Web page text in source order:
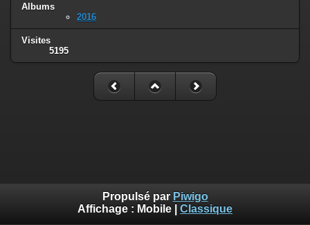
Albums
2016
Visites
5195
Propulsé par Piwigo
Affichage : Mobile Classique